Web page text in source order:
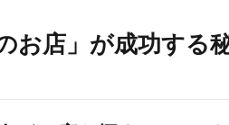
お店」が成功する